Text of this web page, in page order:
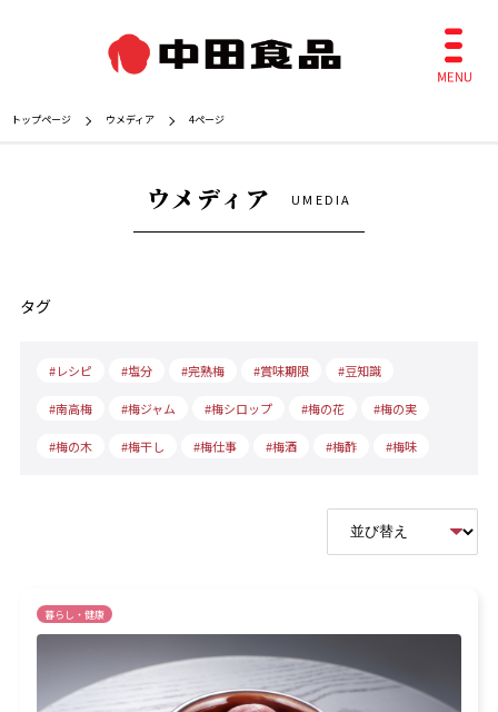
トップページ ウメディア 4ページ
ウメディア UMEDIA
タグ
レシピ 塩分 完熟梅 賞味期限 豆知識
南高梅 梅ジャム 梅シロップ 梅の花 梅の実
梅の木 梅干し 梅仕事 梅酒 梅酢 梅味
暮らし・健康